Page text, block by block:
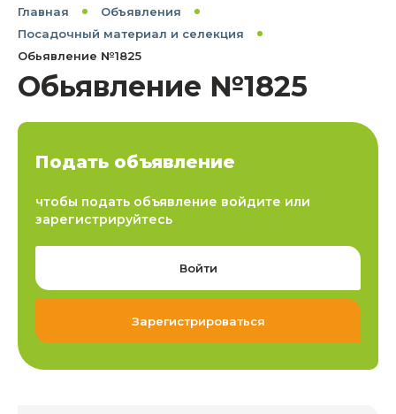
Главная
Объявления
Посадочный материал и селекция
Обьявление №1825
Обьявление №1825
Подать объявление
чтобы подать объявление войдите или
зарегистрируйтесь
Войти
Зарегистрироваться